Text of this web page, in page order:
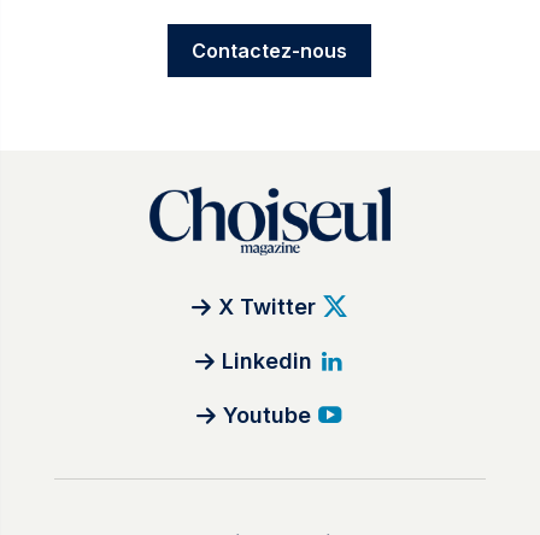
Contactez-nous
X Twitter
Linkedin
Youtube